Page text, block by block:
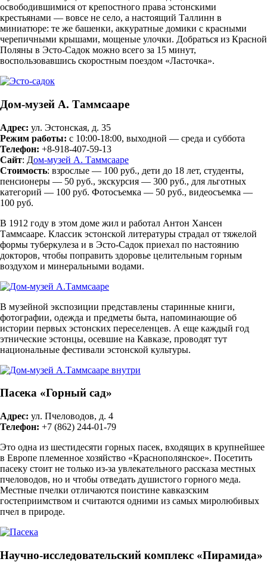
освободившимися от крепостного права эстонскими
крестьянами — вовсе не село, а настоящий Таллинн в
миниатюре: те же башенки, аккуратные домики с красными
черепичными крышами, мощеные улочки. Добраться из Красной
Поляны в Эсто-Садок можно всего за 15 минут,
воспользовавшись скоростным поездом «Ласточка».
Дом-музей А. Таммсааре
Адрес: ул. Эстонская, д. 35
Режим работы: с 10:00-18:00, выходной — среда и суббота
Телефон: +8-918-407-59-13
Сайт: Дом-музей А. Таммсааре
Стоимость: взрослые — 100 руб., дети до 18 лет, студенты,
пенсионеры — 50 руб., экскурсия — 300 руб., для льготных
категорий — 100 руб. Фотосъемка — 50 руб., видеосъемка —
100 руб.
В 1912 году в этом доме жил и работал Антон Хансен
Таммсааре. Классик эстонской литературы страдал от тяжелой
формы туберкулеза и в Эсто-Садок приехал по настоянию
докторов, чтобы поправить здоровье целительным горным
воздухом и минеральными водами.
В музейной экспозиции представлены старинные книги,
фотографии, одежда и предметы быта, напоминающие об
истории первых эстонских переселенцев. А еще каждый год
этнические эстонцы, осевшие на Кавказе, проводят тут
национальные фестивали эстонской культуры.
Пасека «Горный сад»
Адрес: ул. Пчеловодов, д. 4
Телефон: +7 (862) 244-01-79
Это одна из шестидесяти горных пасек, входящих в крупнейшее
в Европе племенное хозяйство «Краснополянское». Посетить
пасеку стоит не только из-за увлекательного рассказа местных
пчеловодов, но и чтобы отведать душистого горного меда.
Местные пчелки отличаются поистине кавказским
гостеприимством и считаются одними из самых миролюбивых
пчел в природе.
Научно-исследовательский комплекс «Пирамида»